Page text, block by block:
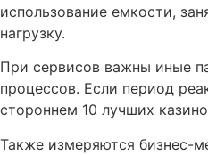
использование емкости,
нагрузку.
При сервисов важны иные
процессов. Если период
стороннем 10 лучших
Также измеряются бизнес-